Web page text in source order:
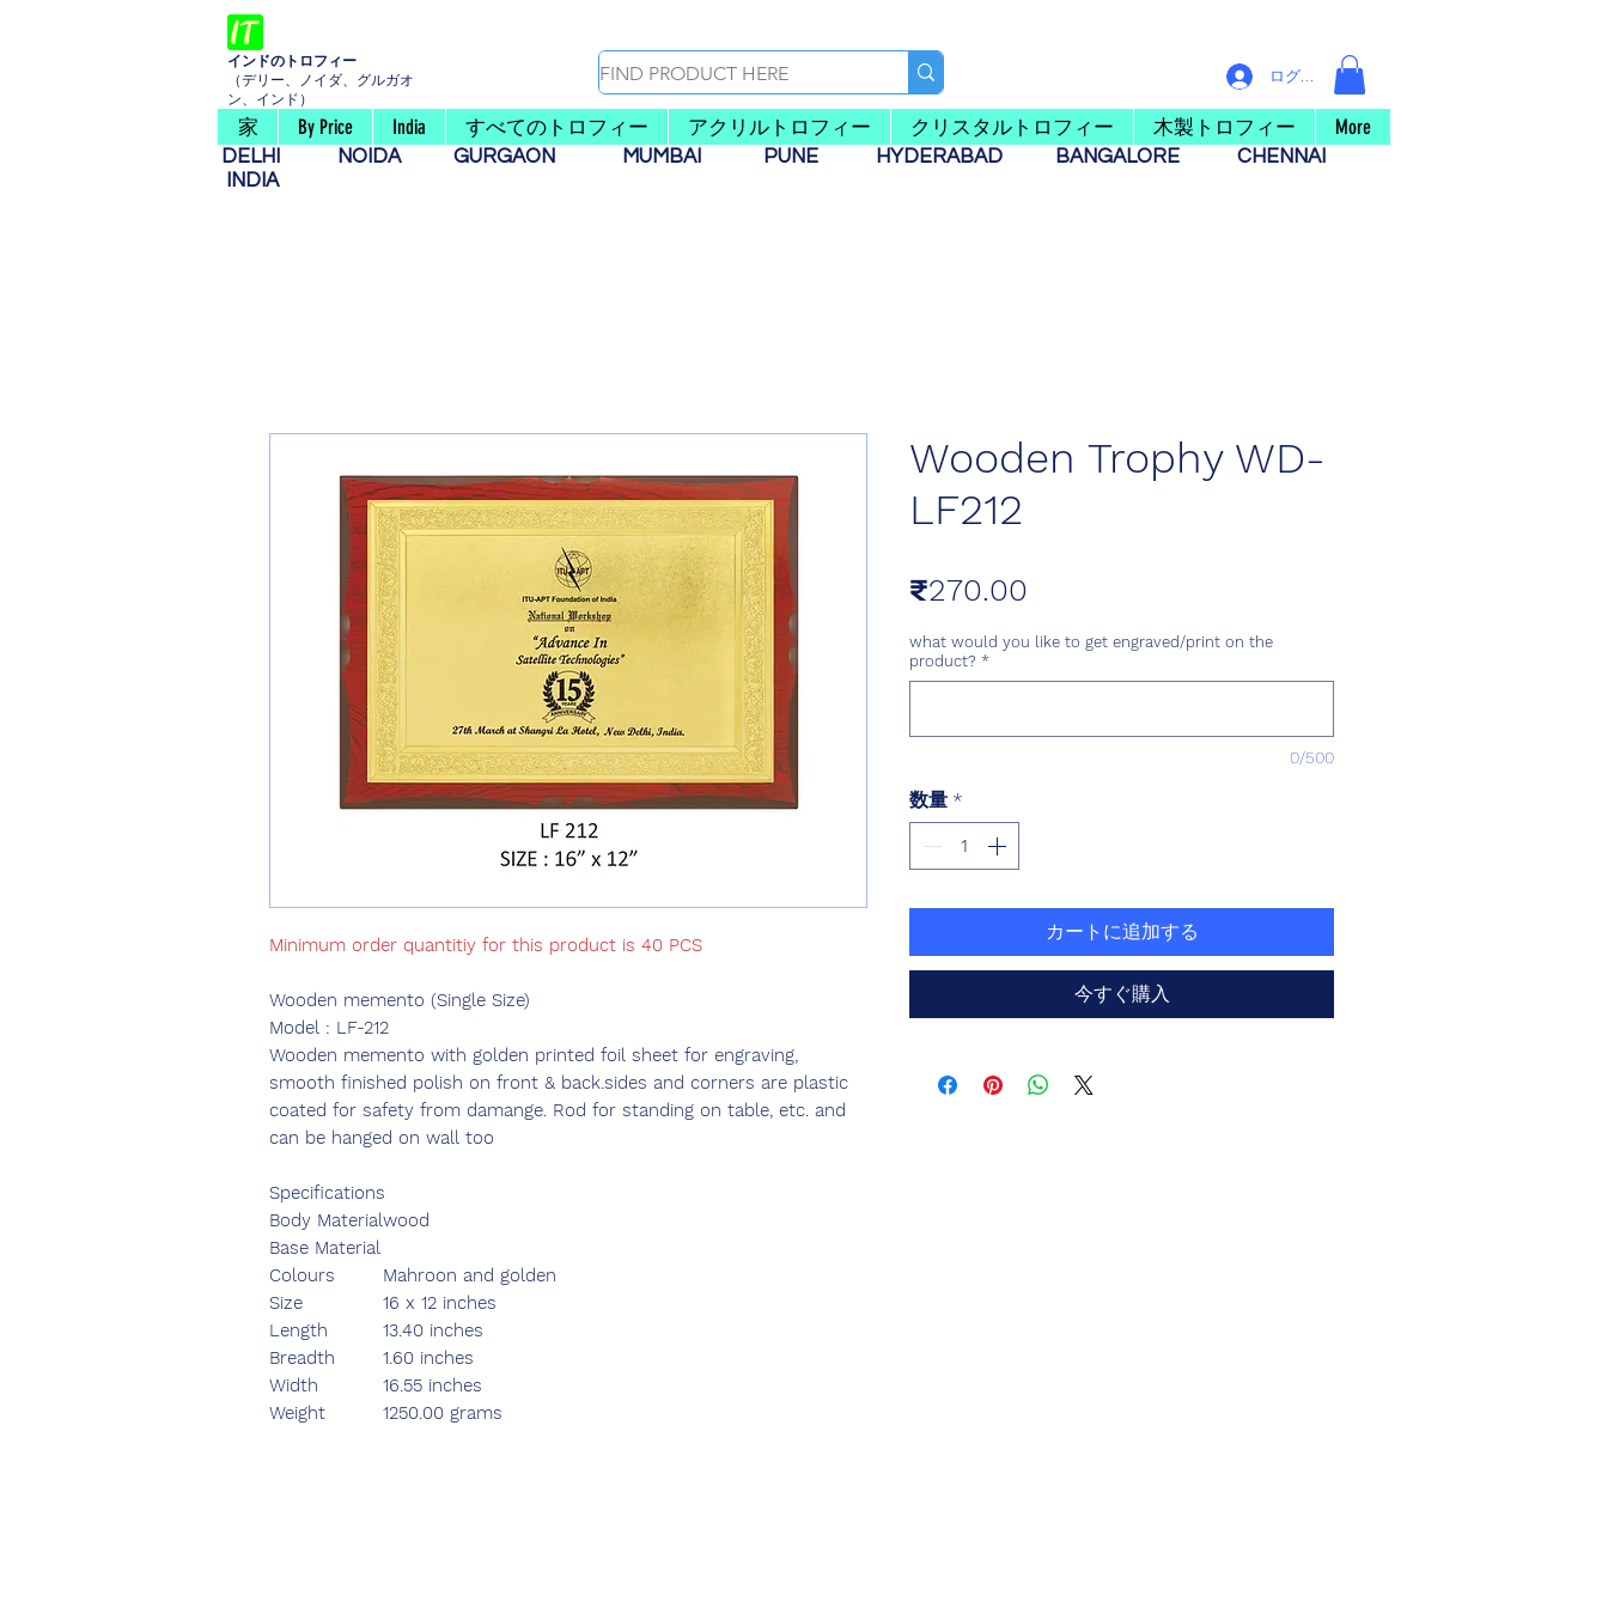
インドのトロフィー
（デリー、ノイダ、グルガオ
ン、インド）
ログイン
家 By Price India すべてのトロフィー アクリルトロフィー クリスタルトロフィー 木製トロフィー More
DELHI NOIDA GURGAON MUMBAI PUNE HYDERABAD BANGALORE
CHENNAI
INDIA
Minimum order quantitiy for this product is 40 PCS
Wooden memento (Single Size)
Model : LF-212
Wooden memento with golden printed foil sheet for engraving,
smooth finished polish on front & back.sides and corners are plastic
coated for safety from damange. Rod for standing on table, etc. and
can be hanged on wall too
Specifications
Body Materialwood
Base Material
Colours
Mahroon and golden
Size
16 x 12 inches
Length
13.40 inches
Breadth
1.60 inches
Width
16.55 inches
Weight
1250.00 grams
Wooden Trophy WD-
LF212
₹270.00
格
what would you like to get engraved/print on the
product? *
0/500
数量 *
カートに追加する
今すぐ購入